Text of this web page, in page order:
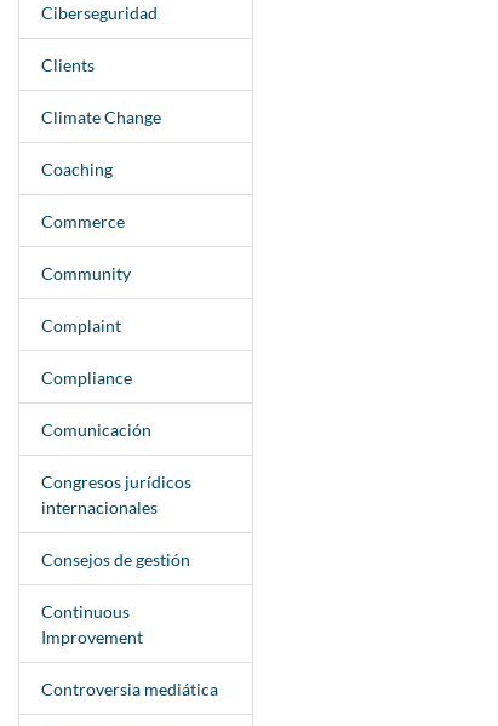
Ciberseguridad
Clients
Climate Change
Coaching
Commerce
Community
Complaint
Compliance
Comunicación
Congresos jurídicos
internacionales
Consejos de gestión
Continuous
Improvement
Controversia mediática